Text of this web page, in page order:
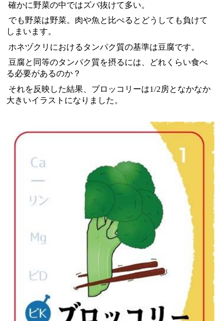
確かに野菜の中ではズバ抜けて多い。
でも野菜は野菜。肉や魚と比べるとどうしても負けて
しまいます。
ホネヅクリにおけるタンパク質の基準は豆腐です。
豆腐と同等のタンパク質を摂るには、どれくらい食べ
る必要があるのか？
それを反映した結果、ブロッコリーは1/2房となかなか
大きいイラストになりました。